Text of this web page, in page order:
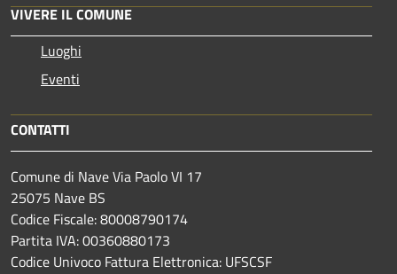
VIVERE IL COMUNE
Luoghi
Eventi
CONTATTI
Comune di Nave Via Paolo VI 17
25075 Nave BS
Codice Fiscale: 80008790174
Partita IVA: 00360880173
Codice Univoco Fattura Elettronica: UFSCSF